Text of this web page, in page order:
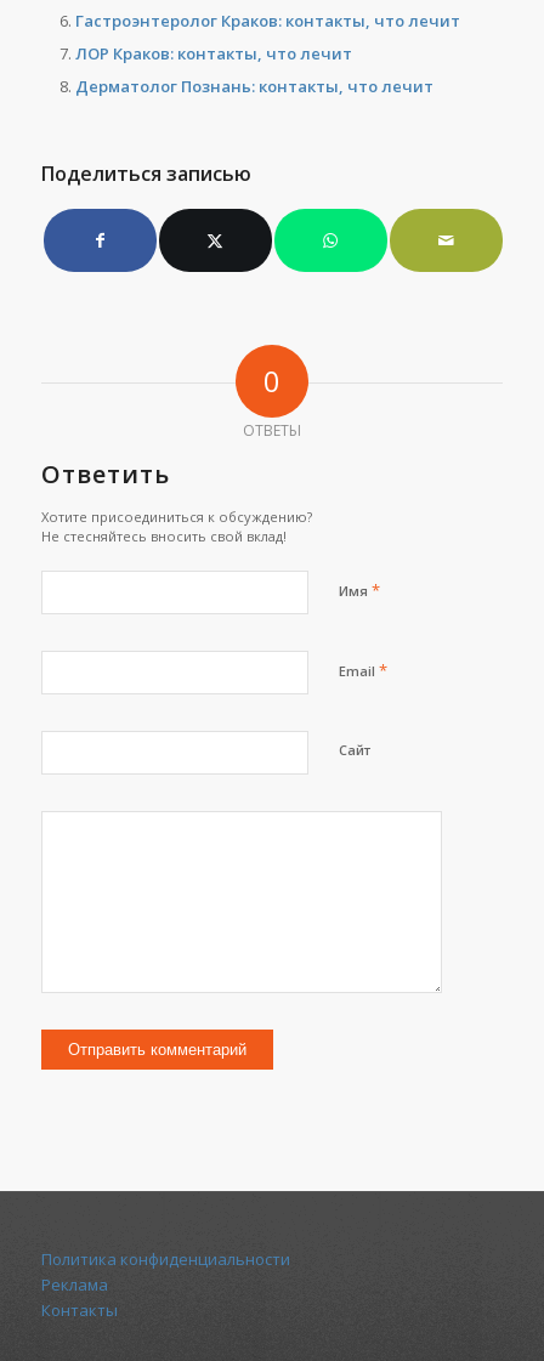
Гастроэнтеролог Краков: контакты, что лечит
ЛОР Краков: контакты, что лечит
Дерматолог Познань: контакты, что лечит
Поделиться записью
0
ОТВЕТЫ
Ответить
Хотите присоединиться к обсуждению?
Не стесняйтесь вносить свой вклад!
Имя *
Email *
Сайт
Политика конфиденциальности
Реклама
Контакты